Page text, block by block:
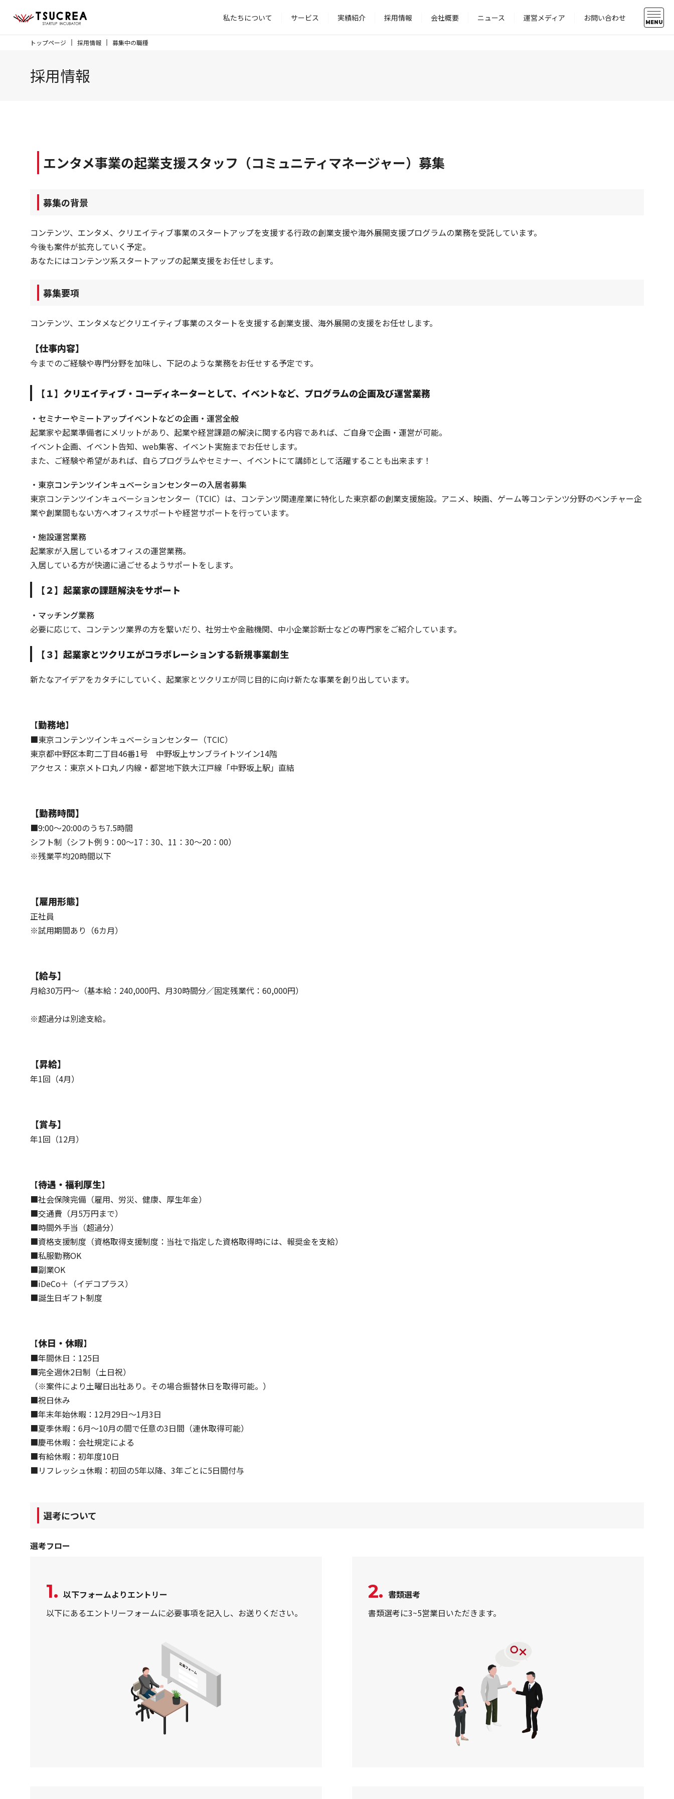
私たちについて サービス 実績紹介 採用情報 会社概要 ニュース 運営メディア お問い合わせ MENU
トップページ 採用情報 募集中の職種
採用情報
エンタメ事業の起業支援スタッフ（コミュニティマネージャー）募集
募集の背景
コンテンツ、エンタメ、クリエイティブ事業のスタートアップを支援する行政の創業支援や海外展開支援プログラムの業務を受託しています。
今後も案件が拡充していく予定。
あなたにはコンテンツ系スタートアップの起業支援をお任せします。
募集要項
コンテンツ、エンタメなどクリエイティブ事業のスタートを支援する創業支援、海外展開の支援をお任せします。
【仕事内容】
今までのご経験や専門分野を加味し、下記のような業務をお任せする予定です。
【１】クリエイティブ・コーディネーターとして、イベントなど、プログラムの企画及び運営業務
・セミナーやミートアップイベントなどの企画・運営全般
起業家や起業準備者にメリットがあり、起業や経営課題の解決に関する内容であれば、ご自身で企画・運営が可能。
イベント企画、イベント告知、web集客、イベント実施までお任せします。
また、ご経験や希望があれば、自らプログラムやセミナー、イベントにて講師として活躍することも出来ます！
・東京コンテンツインキュベーションセンターの入居者募集
東京コンテンツインキュベーションセンター（TCIC）は、コンテンツ関連産業に特化した東京都の創業支援施設。アニメ、映画、ゲーム等コンテンツ分野のベンチャー企
業や創業間もない方へオフィスサポートや経営サポートを行っています。
・施設運営業務
起業家が入居しているオフィスの運営業務。
入居している方が快適に過ごせるようサポートをします。
【２】起業家の課題解決をサポート
・マッチング業務
必要に応じて、コンテンツ業界の方を繋いだり、社労士や金融機関、中小企業診断士などの専門家をご紹介しています。
【３】起業家とツクリエがコラボレーションする新規事業創生
新たなアイデアをカタチにしていく、起業家とツクリエが同じ目的に向け新たな事業を創り出しています。
【勤務地】
■東京コンテンツインキュベーションセンター（TCIC）
東京都中野区本町二丁目46番1号 中野坂上サンブライトツイン14階
アクセス：東京メトロ丸ノ内線・都営地下鉄大江戸線「中野坂上駅」直結
【勤務時間】
■9:00～20:00のうち7.5時間
シフト制（シフト例 9：00～17：30、11：30～20：00）
※残業平均20時間以下
【雇用形態】
正社員
※試用期間あり（6カ月）
【給与】
月給30万円～（基本給：240,000円、月30時間分／固定残業代：60,000円）
※超過分は別途支給。
【昇給】
年1回（4月）
【賞与】
年1回（12月）
【待遇・福利厚生】
■社会保険完備（雇用、労災、健康、厚生年金）
■交通費（月5万円まで）
■時間外手当（超過分）
■資格支援制度（資格取得支援制度：当社で指定した資格取得時には、報奨金を支給）
■私服勤務OK
■副業OK
■iDeCo＋（イデコプラス）
■誕生日ギフト制度
【休日・休暇】
■年間休日：125日
■完全週休2日制（土日祝）
（※案件により土曜日出社あり。その場合振替休日を取得可能。）
■祝日休み
■年末年始休暇：12月29日～1月3日
■夏季休暇：6月～10月の間で任意の3日間（連休取得可能）
■慶弔休暇：会社規定による
■有給休暇：初年度10日
■リフレッシュ休暇：初回の5年以降、3年ごとに5日間付与
選考について
選考フロー
1. 以下フォームよりエントリー
以下にあるエントリーフォームに必要事項を記入し、お送りください。
2. 書類選考
書類選考に3~5営業日いただきます。